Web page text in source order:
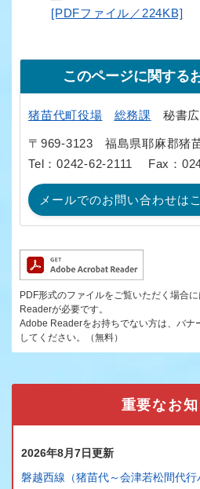
[PDFファイル／224KB]
このページに関する
猪苗代町役場 総務課 秘書
〒969-3123
福島県耶麻郡猪
Tel：0242-62-2111
Fax：
メールでのお問い合わせは
PDF形式のファイルをご覧いただく場合
Readerが必要です。
Adobe Readerをお持ちでない方は、バナ
してください。（無料）
重要なお
2026年8月7日更新
磐越西線（猪苗代～会津若松間代